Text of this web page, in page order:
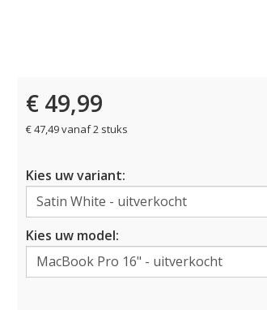
€ 49,99
€ 47,49 vanaf 2 stuks
Kies uw variant:
Kies uw model: